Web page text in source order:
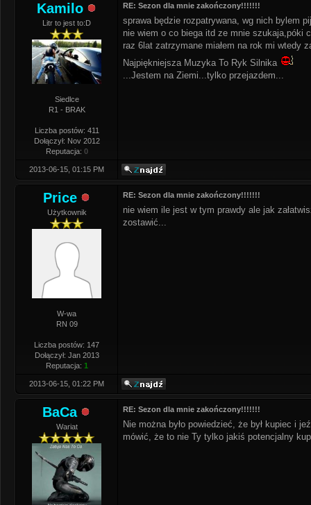
Kamilo
Litr to jest to:D
Siedlce
R1 - BRAK
Liczba postów: 411
Dołączył: Nov 2012
Reputacja: 0
RE: Sezon dla mnie zakończony!!!!!!!
sprawa będzie rozpatrywana, wg nich bylem
nie wiem o co biega itd ze mnie szukaja,póki
raz 6lat zatrzymane miałem na rok mi wtedy
Najpiękniejsza Muzyka To Ryk Silnika
...Jestem na Ziemi...tylko przejazdem...
2013-06-15, 01:15 PM
Price
Użytkownik
W-wa
RN 09
Liczba postów: 147
Dołączył: Jan 2013
Reputacja: 1
RE: Sezon dla mnie zakończony!!!!!!!
nie wiem ile jest w tym prawdy ale jak
zostawić...
2013-06-15, 01:22 PM
BaCa
Wariat
RE: Sezon dla mnie zakończony!!!!!!!
Nie można było powiedzieć, że był kupiec i
mówić, że to nie Ty tylko jakiś potencjalny